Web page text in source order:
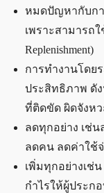
หมดปัญหากับกา
เพราะสามารถ
Replenishment)
การทำงานโดย
ประสิทธิภาพ ดั
ที่ติดขัด ผิดจังห
ลดทุกอย่าง เช่
ลดคน ลดค่าใช้
เพิ่มทุกอย่างเช่
กำไรให้ผู้ประก